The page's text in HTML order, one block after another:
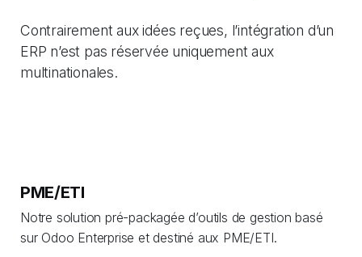
Contrairement aux idées reçues, l’intégration d’un
ERP n’est pas réservée uniquement aux
multinationales.
PME/ETI
Notre solution pré-packagée d’outils de gestion basé
sur Odoo Enterprise et destiné aux PME/ETI.